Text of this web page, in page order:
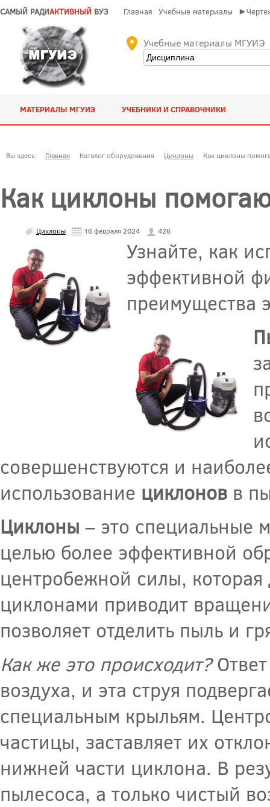
САМЫЙ РАДИАКТИВНЫЙ ВУЗ Главная Учебные материалы
Учебные материалы МГУИЭ
МАТЕРИАЛЫ МГУИЭ УЧЕБНИКИ И СПРАВОЧНИКИ
Вы здесь: Главная Каталог оборудования Циклоны Как циклоны
Как циклоны
Циклоны 16 февраля 2024 426
Узнайте, как
эффективной
преимущества
совершенствуются и
использование циклонов в
Циклоны – это специальные
целью более эффективной
центробежной силы,
циклонами приводит
позволяет отделить пыль и
Как же это происходит?Ответ
воздуха, и эта струя
специальным крыльям.
частицы, заставляет их
нижней части циклона. В
пылесоса, а только чистый